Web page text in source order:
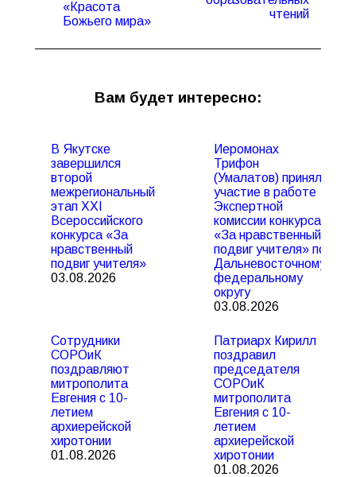
«Красота
Божьего мира»
чтений
Вам будет интересно:
В Якутске
завершился
второй
межрегиональный
этап XXI
Всероссийского
конкурса «За
нравственный
подвиг учителя»
03.08.2026
Иеромонах
Трифон
(Умалатов) принял
участие в работе
Экспертной
комиссии конкурса
«За нравственный
подвиг учителя» по
Дальневосточному
федеральному
округу
03.08.2026
Сотрудники
СОРОиК
поздравляют
митрополита
Евгения с 10-
летием
архиерейской
хиротонии
01.08.2026
Патриарх Кирилл
поздравил
председателя
СОРОиК
митрополита
Евгения с 10-
летием
архиерейской
хиротонии
01.08.2026